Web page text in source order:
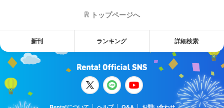
トップページへ
新刊 ランキング 詳細検索